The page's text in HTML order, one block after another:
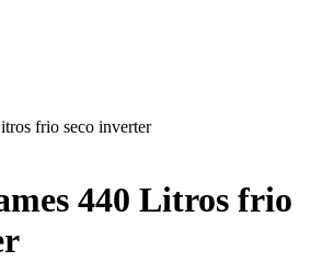
440 Litros frio